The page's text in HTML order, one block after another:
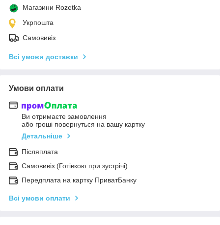
Магазини Rozetka
Укрпошта
Самовивіз
Всі умови доставки
Умови оплати
Ви отримаєте замовлення
або гроші повернуться на вашу картку
Детальніше
Післяплата
Самовивіз (Готівкою при зустрічі)
Передплата на картку ПриватБанку
Всі умови оплати